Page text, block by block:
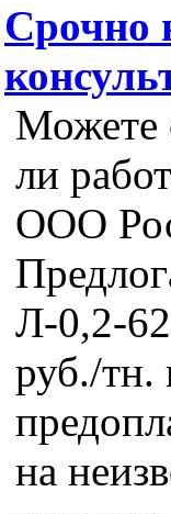
Срочно
Можете
ли
ООО
Л-0,2-
руб./тн.
на